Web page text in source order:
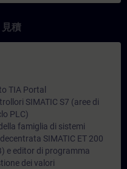
見積
TIA Portal
SIMATIC S7 (aree di
PLC)
famiglia di sistemi
SIMATIC ET 200
e editor di programma
dei valori